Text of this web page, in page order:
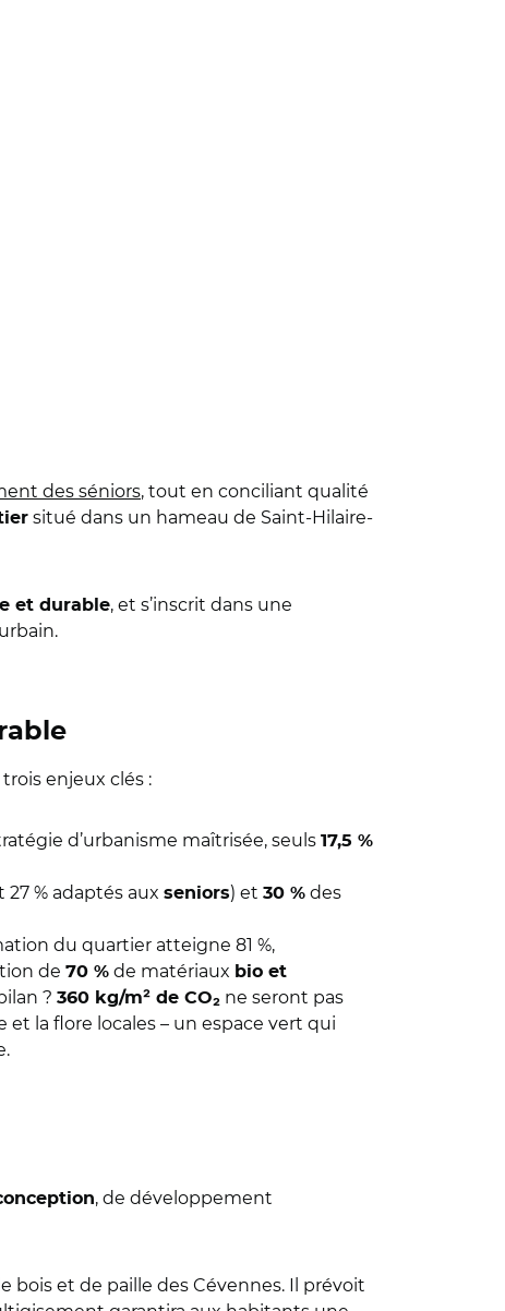
des séniors, tout en conciliant qualité
situé dans un hameau de Saint-Hilaire-
et durable, et s’inscrit dans une
enjeux clés :
d’urbanisme maîtrisée, seuls 17,5 %
% adaptés aux seniors) et 30 % des
du quartier atteigne 81 %,
de 70 % de matériaux bio et
? 360 kg/m² de CO₂ ne seront pas
et la flore locales – un espace vert qui
, de développement
bois et de paille des Cévennes. Il prévoit